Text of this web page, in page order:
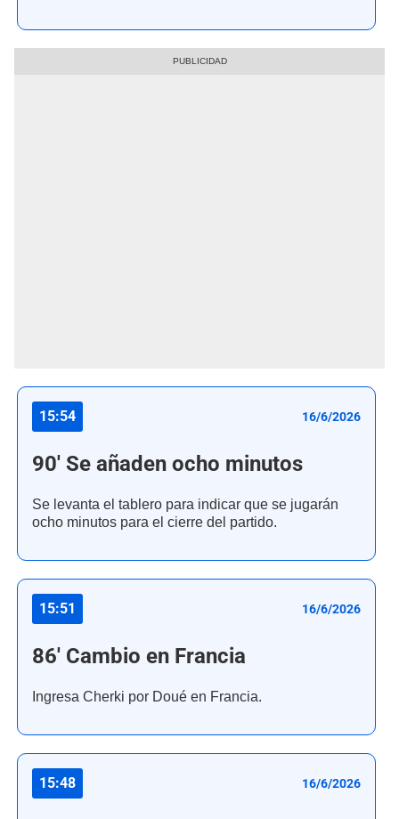
15:54 16/6/2026
90' Se añaden ocho minutos
Se levanta el tablero para indicar que se jugarán
ocho minutos para el cierre del partido.
15:51 16/6/2026
86' Cambio en Francia
Ingresa Cherki por Doué en Francia.
15:48 16/6/2026